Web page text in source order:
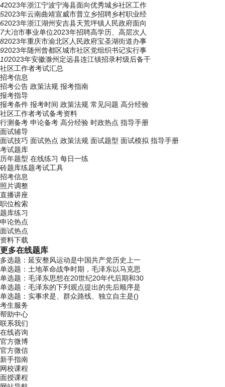
42023年浙江宁波宁海县面向优秀城乡社区工作
52023年云南曲靖宣威市普立乡招聘乡村职业经
62023年浙江湖州安吉县天荒坪镇人民政府面向
7大冶市事业单位2023年招聘高学历、高层次人
82023年重庆市渝北区人民政府宝圣湖街道办事
92023年随州曾都区城市社区党组织书记实行事
102023年安徽滁州定远县连江镇招录村级后备干
社区工作者考试汇总
招考信息
招考公告 政策法规 报考指南
报考指导
报考条件 报考时间 政策法规 常见问题 高分经验
社区工作者考试备考资料
行测备考 申论备考 高分经验 时政热点 指导手册
面试辅导
面试技巧 面试热点 政策法规 面试题型 面试模拟 指导手册
考试题库
历年题型 在线练习 每日一练
砖题库练题考试工具
招考信息
照片调整
直播讲座
职位检索
题库练习
申论热点
面试热点
资料下载
更多在线题库
多选题：延安整风运动是中国共产党历史上一
单选题：土地革命战争时期，毛泽东以马克思
单选题：毛泽东思想在20世纪20年代后期和30
单选题：毛泽东的下列观点提出的先后顺序是
单选题：实事求是、群众路线、独立自主是()
考生服务
帮助中心
联系我们
在线咨询
官方微博
官方微信
新手指南
网校课程
面授课程